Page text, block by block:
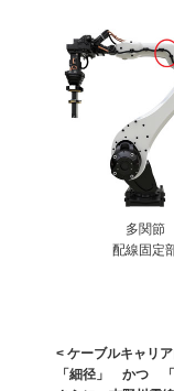
多関節
配線固定
< ケーブルキャリ
「細径」 かつ 「